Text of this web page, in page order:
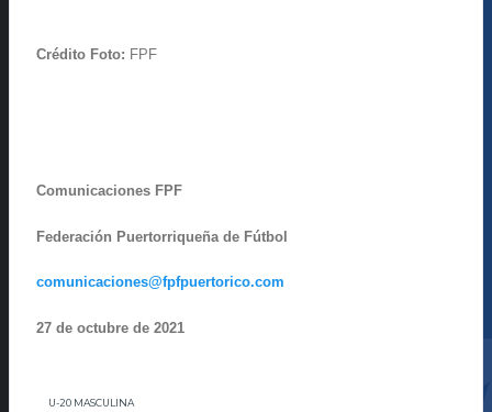
Crédito Foto: FPF
Comunicaciones FPF
Federación Puertorriqueña de Fútbol
comunicaciones@fpfpuertorico.com
27 de octubre de 2021
U-20 MASCULINA